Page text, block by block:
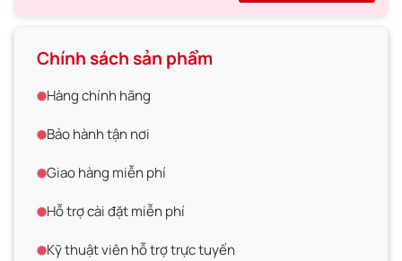
Chính sách sản phẩm
Hàng chính hãng
Bảo hành tận nơi
Giao hàng miễn phí
Hỗ trợ cài đặt miễn phí
Kỹ thuật viên hỗ trợ trực tuyến